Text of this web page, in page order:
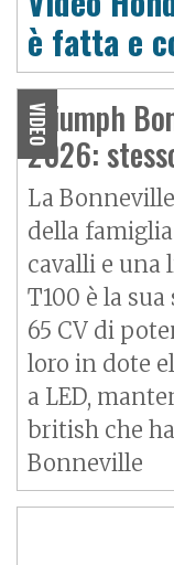
è fatta e
VIDEO
Triumph
2026:
La Bonneville
della
cavalli e una
T100 è la
65 CV di
loro in dote
a LED,
british che
Bonneville